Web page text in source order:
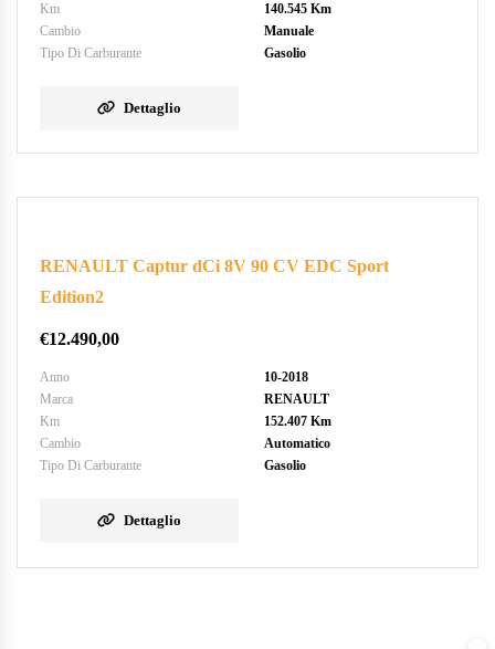
Km
140.545 Km
Cambio
Manuale
Tipo Di Carburante
Gasolio
Dettaglio
RENAULT Captur dCi 8V 90 CV EDC Sport
Edition2
€12.490,00
Anno
10-2018
Marca
RENAULT
Km
152.407 Km
Cambio
Automatico
Tipo Di Carburante
Gasolio
Dettaglio